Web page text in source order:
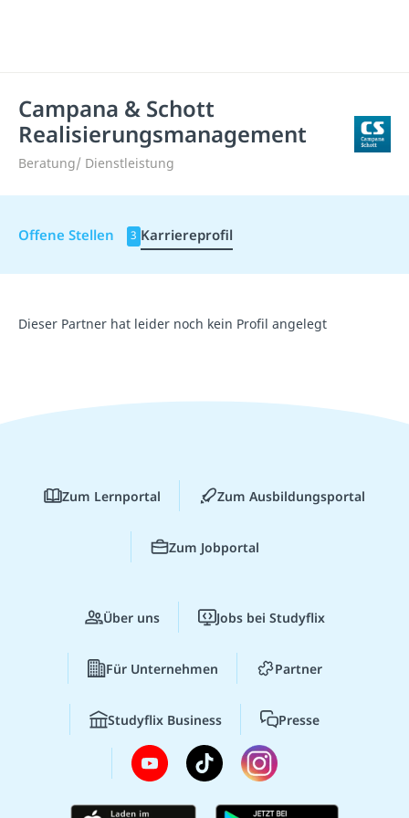
Campana & Schott
Realisierungsmanagement
Beratung/ Dienstleistung
Offene Stellen 3 Karriereprofil
Dieser Partner hat leider noch kein Profil angelegt
Zum Lernportal Zum Ausbildungsportal
Zum Jobportal
Über uns Jobs bei Studyflix
Für Unternehmen Partner
Studyflix Business Presse